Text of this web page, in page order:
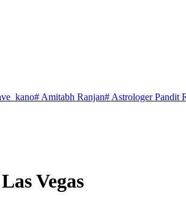
# Amitabh Ranjan# Astrologer Pandit
Vegas